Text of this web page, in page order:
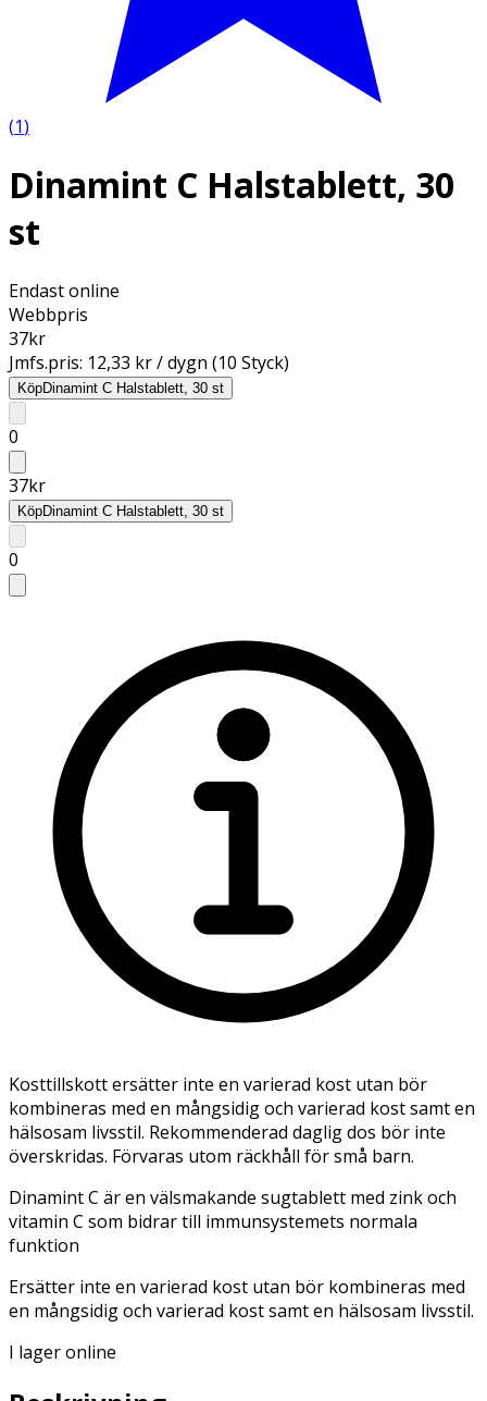
(1)
Dinamint C Halstablett, 30
st
Endast online
Webbpris
37kr
Jmfs.pris: 12,33 kr / dygn (10 Styck)
KöpDinamint C Halstablett, 30 st
0
37kr
KöpDinamint C Halstablett, 30 st
0
Kosttillskott ersätter inte en varierad kost utan bör
kombineras med en mångsidig och varierad kost samt en
hälsosam livsstil. Rekommenderad daglig dos bör inte
överskridas. Förvaras utom räckhåll för små barn.
Dinamint C är en välsmakande sugtablett med zink och
vitamin C som bidrar till immunsystemets normala
funktion
Ersätter inte en varierad kost utan bör kombineras med
en mångsidig och varierad kost samt en hälsosam livsstil.
I lager online